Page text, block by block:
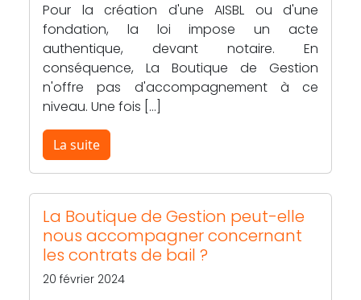
Pour la création d'une AISBL ou d'une
fondation, la loi impose un acte
authentique, devant notaire. En
conséquence, La Boutique de Gestion
n'offre pas d'accompagnement à ce
niveau. Une fois […]
La suite
La Boutique de Gestion peut-elle
nous accompagner concernant
les contrats de bail ?
20 février 2024